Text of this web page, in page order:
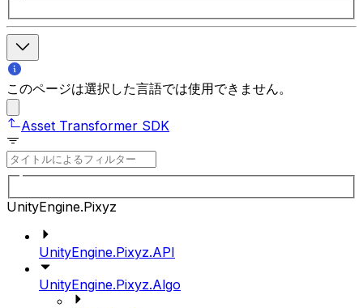
このページは選択した言語では使用できません。
Asset Transformer SDK
UnityEngine.Pixyz
UnityEngine.Pixyz.API
UnityEngine.Pixyz.Algo